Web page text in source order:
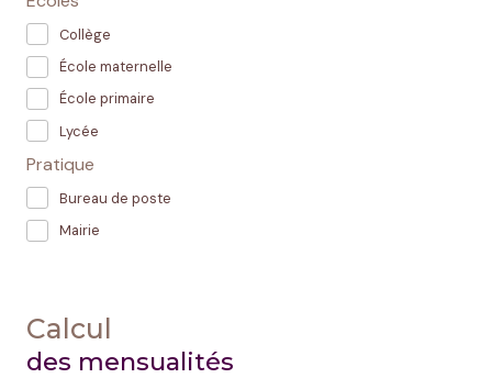
Collège
École maternelle
École primaire
Lycée
Pratique
Bureau de poste
Mairie
Calcul
des mensualités